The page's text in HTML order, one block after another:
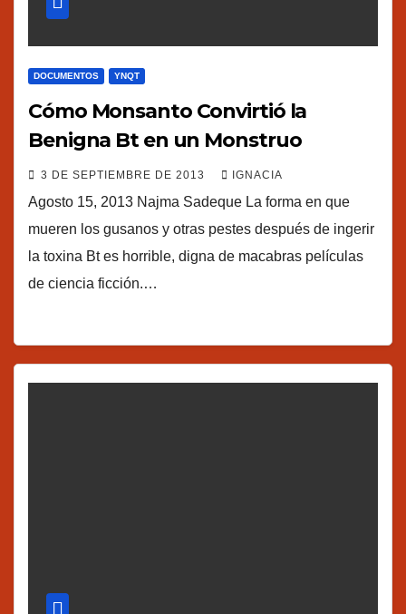
DOCUMENTOS YNQT
Cómo Monsanto Convirtió la
Benigna Bt en un Monstruo
3 DE SEPTIEMBRE DE 2013 IGNACIA
Agosto 15, 2013 Najma Sadeque La forma en que
mueren los gusanos y otras pestes después de ingerir
la toxina Bt es horrible, digna de macabras películas
de ciencia ficción.…